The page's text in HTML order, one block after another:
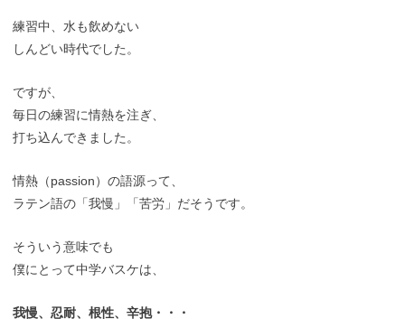
練習中、水も飲めない
しんどい時代でした。
ですが、
毎日の練習に情熱を注ぎ、
打ち込んできました。
情熱（passion）の語源って、
ラテン語の「我慢」「苦労」だそうです。
そういう意味でも
僕にとって中学バスケは、
我慢、忍耐、根性、辛抱・・・